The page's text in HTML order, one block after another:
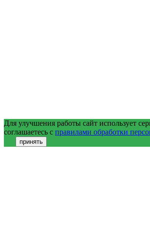
Для улучшения работы сайт использует
соглашаетесь с правилами обработки
принять